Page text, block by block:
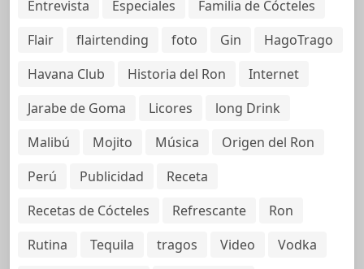
Entrevista
Especiales
Familia de Cócteles
Flair
flairtending foto Gin
HagoTrago
Havana Club
Historia del Ron
Internet
Jarabe de Goma
Licores
long Drink
Malibú
Mojito Música
Origen del Ron
Perú
Publicidad
Receta
Recetas de Cócteles
Refrescante
Ron
Rutina
Tequila tragos Video
Vodka